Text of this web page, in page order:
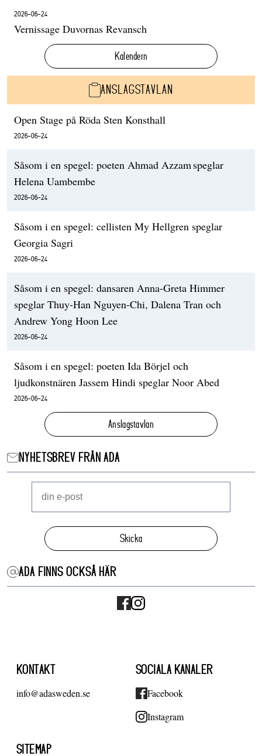
2026-06-24
Vernissage Duvornas Revansch
Kalendern
ANSLAGSTAVLAN
Open Stage på Röda Sten Konsthall
2026-06-24
Såsom i en spegel: poeten Ahmad Azzam speglar
Helena Uambembe
2026-06-24
Såsom i en spegel: cellisten My Hellgren speglar
Georgia Sagri
2026-06-24
Såsom i en spegel: dansaren Anna-Greta Himmer
speglar Thuy-Han Nguyen-Chi, Dalena Tran och
Andrew Yong Hoon Lee
2026-06-24
Såsom i en spegel: poeten Ida Börjel och
ljudkonstnären Jassem Hindi speglar Noor Abed
2026-06-24
Anslagstavlan
NYHETSBREV FRÅN ADA
Skicka
ADA FINNS OCKSÅ HÄR
KONTAKT
info@adasweden.se
SOCIALA KANALER
Facebook
Instagram
SITEMAP